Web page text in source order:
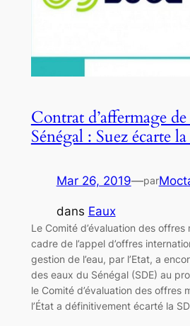
Contrat d’affermage de
Sénégal : Suez écarte
Mar 26, 2019—par
dans Eaux
Le Comité d’évaluation des
cadre de l’appel d’offres
gestion de l’eau, par l’Etat, a
des eaux du Sénégal (SDE) au
le Comité d’évaluation des offres
l’État a définitivement écarté la